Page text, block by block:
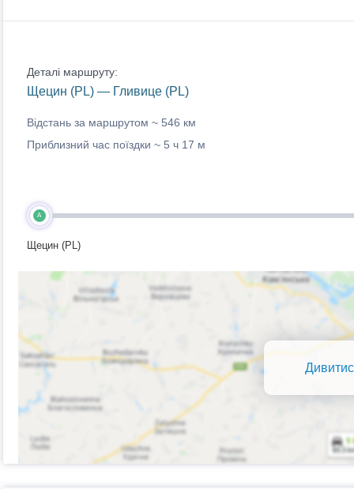
Деталі маршруту:
Щецин (PL) — Гливице (PL)
Відстань за маршрутом ~ 546 км
Приблизний час поїздки ~ 5 ч 17 м
A
Щецин (PL)